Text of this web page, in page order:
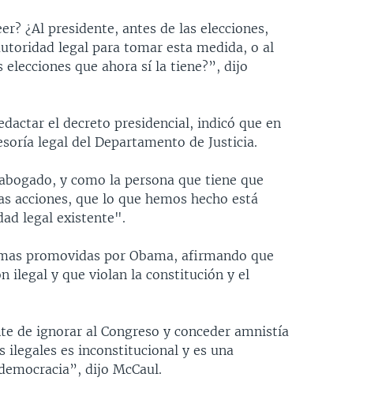
¿Al presidente, antes de las elecciones,
legal para tomar esta medida, o al
elecciones que ahora sí la tiene?”, dijo
el decreto presidencial, indicó que en
legal del Departamento de Justicia.
y como la persona que tiene que
acciones, que lo que hemos hecho está
legal existente".
promovidas por Obama, afirmando que
ilegal y que violan la constitución y el
de ignorar al Congreso y conceder amnistía
ilegales es inconstitucional y es una
dijo McCaul.